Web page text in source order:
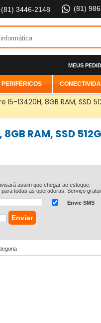
(81)
(81) 3446-2148
MEUS
PERIFÉRICOS
13420H, 8GB RAM, SSD
RAM, SSD
assim que chegar ao estoque.
todas as operadoras. Serviço
Envie SMS